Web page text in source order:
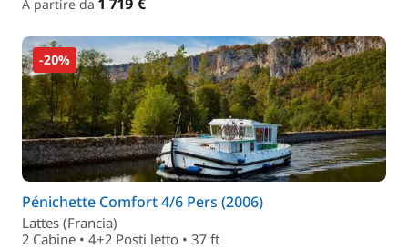
A partire da
-20%
Pénichette Comfort 4/6 Pers (2006)
Lattes (Francia)
2 Cabine • 4+2 Posti letto • 37 ft